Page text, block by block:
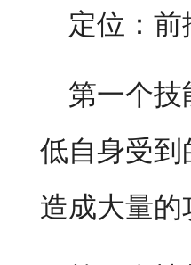
定位：
第一个
低自身受
造成大量的